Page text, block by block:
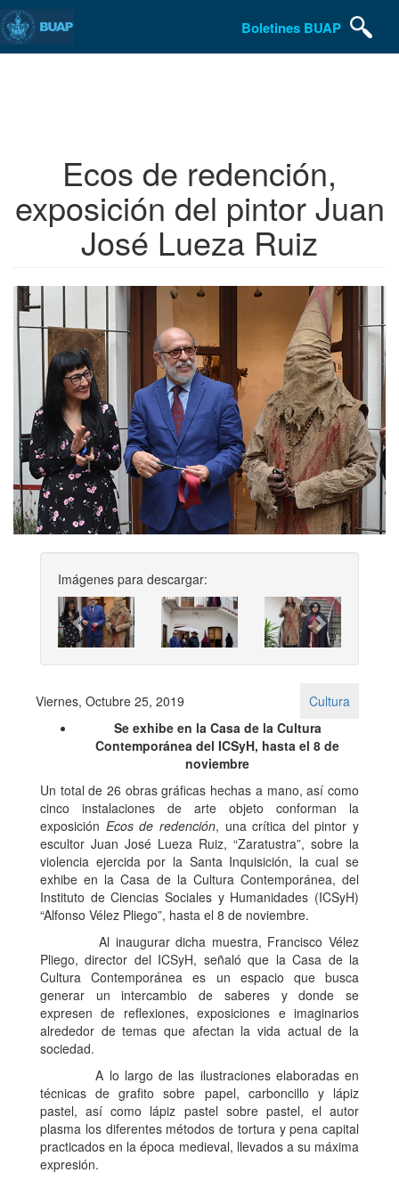
Boletines BUAP
Ecos de redención,
exposición del pintor Juan
José Lueza Ruiz
Imágenes para descargar:
Previous Next
Viernes, Octubre 25, 2019
Cultura
Se exhibe en la Casa de la Cultura
Contemporánea del ICSyH, hasta el 8 de
noviembre
Un total de 26 obras gráficas hechas a mano, así como
cinco instalaciones de arte objeto conforman la
exposición Ecos de redención, una crítica del pintor y
escultor Juan José Lueza Ruiz, “Zaratustra”, sobre la
violencia ejercida por la Santa Inquisición, la cual se
exhibe en la Casa de la Cultura Contemporánea, del
Instituto de Ciencias Sociales y Humanidades (ICSyH)
“Alfonso Vélez Pliego”, hasta el 8 de noviembre.
Al inaugurar dicha muestra, Francisco Vélez
Pliego, director del ICSyH, señaló que la Casa de la
Cultura Contemporánea es un espacio que busca
generar un intercambio de saberes y donde se
expresen de reflexiones, exposiciones e imaginarios
alrededor de temas que afectan la vida actual de la
sociedad.
A lo largo de las ilustraciones elaboradas en
técnicas de grafito sobre papel, carboncillo y lápiz
pastel, así como lápiz pastel sobre pastel, el autor
plasma los diferentes métodos de tortura y pena capital
practicados en la época medieval, llevados a su máxima
expresión.